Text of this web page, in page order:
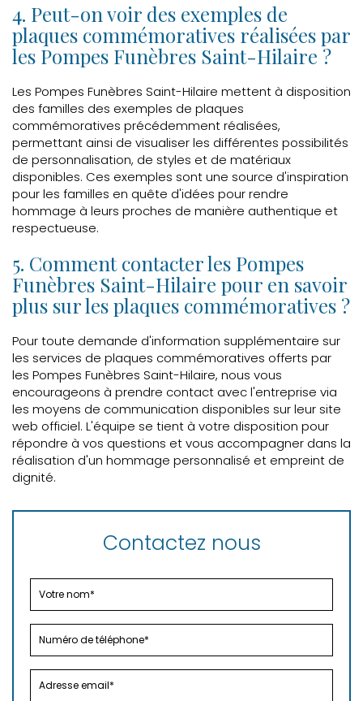
4. Peut-on voir des exemples de
plaques commémoratives réalisées par
les Pompes Funèbres Saint-Hilaire ?
Les Pompes Funèbres Saint-Hilaire mettent à disposition
des familles des exemples de plaques
commémoratives précédemment réalisées,
permettant ainsi de visualiser les différentes possibilités
de personnalisation, de styles et de matériaux
disponibles. Ces exemples sont une source d'inspiration
pour les familles en quête d'idées pour rendre
hommage à leurs proches de manière authentique et
respectueuse.
5. Comment contacter les Pompes
Funèbres Saint-Hilaire pour en savoir
plus sur les plaques commémoratives ?
Pour toute demande d'information supplémentaire sur
les services de plaques commémoratives offerts par
les Pompes Funèbres Saint-Hilaire, nous vous
encourageons à prendre contact avec l'entreprise via
les moyens de communication disponibles sur leur site
web officiel. L'équipe se tient à votre disposition pour
répondre à vos questions et vous accompagner dans la
réalisation d'un hommage personnalisé et empreint de
dignité.
Contactez nous